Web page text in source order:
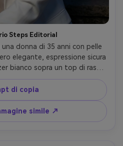
Steps Editorial
donna di 35 anni con pelle
elegante, espressione sicura
bianco sopra un top di raso;
con una cupola dietro
studio-simile chiave luce con
notturno; Fujifilm GFX100S,
Vita su, composizione
lucido, umore editoriale; Pori
di copia
simile ↗